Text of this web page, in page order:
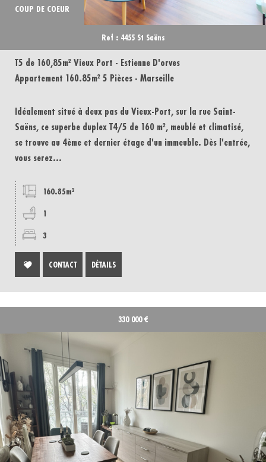
COUP DE COEUR
Ref : 4455 St Saëns
T5 de 160,85m² Vieux Port - Estienne D'orves
Appartement 160.85m² 5 Pièces - Marseille
Idéalement situé à deux pas du Vieux-Port, sur la rue Saint-
Saëns, ce superbe duplex T4/5 de 160 m², meublé et climatisé,
se trouve au 4ème et dernier étage d'un immeuble. Dès l'entrée,
vous serez...
160.85m²
1
3
CONTACT DÉTAILS
330 000 €